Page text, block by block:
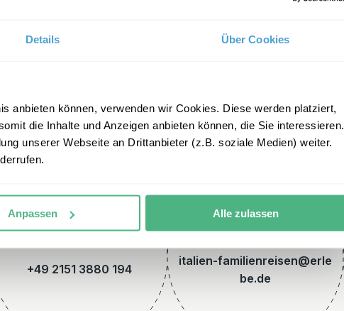
Details Über Cookies
anbieten können, verwenden wir Cookies. Diese werden platziert,
die Inhalte und Anzeigen anbieten können, die Sie interessieren.
unserer Webseite an Drittanbieter (z.B. soziale Medien) weiter.
Anpassen Alle zulassen
Telefon
+49 2151 3880 194
E-Mail
italien-familienreisen@erle
be.de